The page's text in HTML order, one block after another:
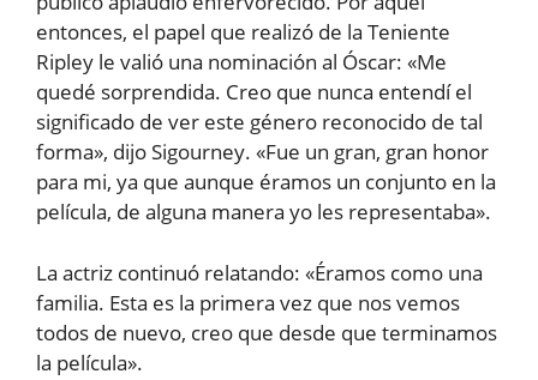
entonces, el papel que realizó de la Teniente
Ripley le valió una nominación al Óscar: «Me
quedé sorprendida. Creo que nunca entendí el
significado de ver este género reconocido de tal
forma», dijo Sigourney. «Fue un gran, gran honor
para mi, ya que aunque éramos un conjunto en la
película, de alguna manera yo les representaba».
La actriz continuó relatando: «Éramos como una
familia. Esta es la primera vez que nos vemos
todos de nuevo, creo que desde que terminamos
la película».